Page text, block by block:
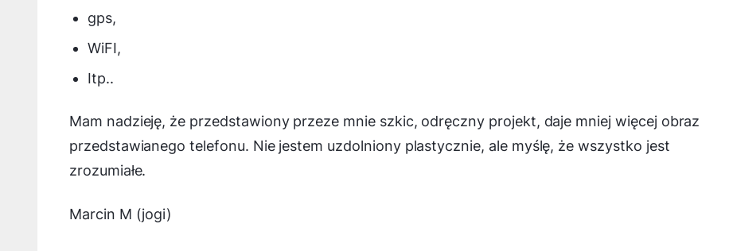
gps,
WiFI,
Itp..
Mam nadzieję, że przedstawiony przeze mnie szkic, odręczny projekt, daje mniej więcej obraz
przedstawianego telefonu. Nie jestem uzdolniony plastycznie, ale myślę, że wszystko jest
zrozumiałe.
Marcin M (jogi)